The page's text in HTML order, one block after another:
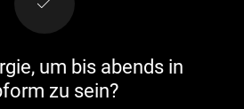
um bis abends in
zu sein?